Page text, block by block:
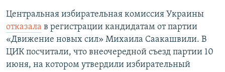
Центральная избирательная комиссия Украины
отказала в регистрации кандидатам от партии
«Движение новых сил» Михаила Саакашвили. В
ЦИК посчитали, что внеочередной съезд партии 10
июня, на котором утвердили избирательный